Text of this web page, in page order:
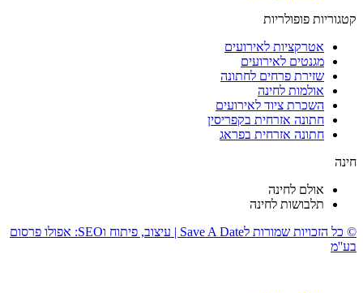
קטגוריות פופולריות
אטרקציות לאירועים
מגנטים לאירועים
שזירת פרחים לחתונה
אולמות לחינה
השכרת ציוד לאירועים
חתונה אזרחית בקפריסין
חתונה אזרחית בפראג
חינה
אולם לחינה
תלבושות לחינה
© כל הזכויות שמורות לSave A Date | עיצוב, פיתוח וSEO: אפולו פרסום
בע''מ